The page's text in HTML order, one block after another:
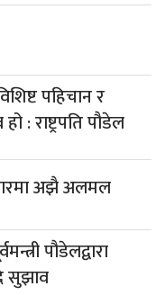
पहिचान र
: राष्ट्रपति पौडेल
अझै अलमल
पौडेलद्वारा
सुझाव